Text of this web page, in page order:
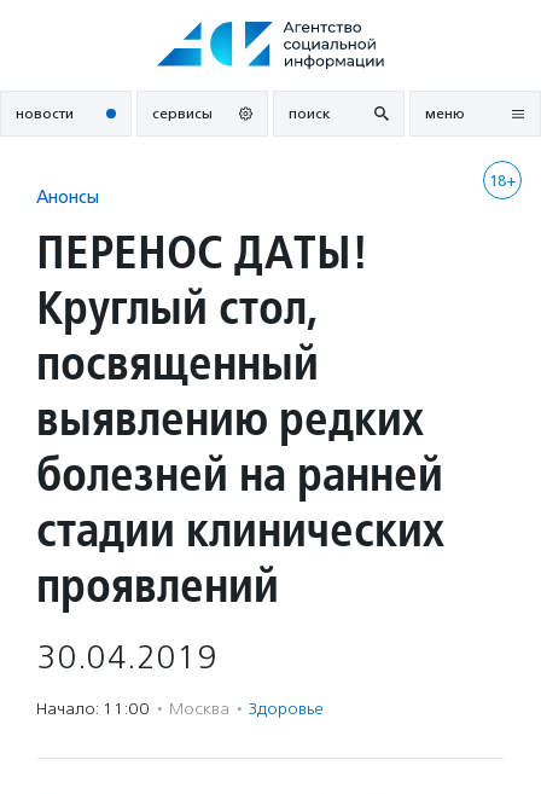
новости сервисы поиск меню
18+
Анонсы
ПЕРЕНОС ДАТЫ!
Круглый стол,
посвященный
выявлению редких
болезней на ранней
стадии клинических
проявлений
30.04.2019
Начало: 11:00 · Москва · Здоровье